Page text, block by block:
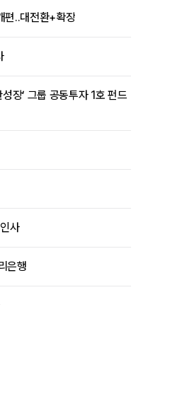
..대전환+확장
장’ 그룹 공동투자 1호 펀드
사
은행